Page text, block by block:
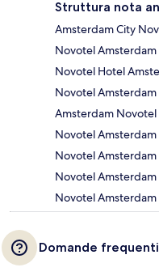
Struttura nota
Amsterdam City
Novotel Amsterdam
Novotel Hotel
Novotel
Amsterdam Novotel
Novotel
Novotel
Novotel
Novotel
Domande frequenti